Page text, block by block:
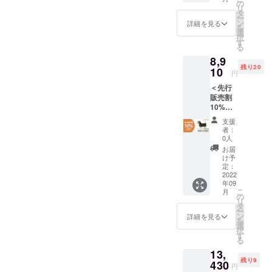
売予定
価格：
9,900円
※カ
オリー
ブ ※消
費税・
送料込
み ※
コート
のみの
発送と
なりま
す。中
に入れ
るグッ
ズは付
属して
おりま
せん。
※光の当
環境に
より、
詳細を見る
の
リ
タ
ー
ン
を
選
択
す
る
8,9
10 円
残り20
＜先行
販売割
10%OF
F＞
【先着
20名様
限定】
prep
over 小
型犬用
× 1着 ※
一般販
売予定
価格：
9,900円
※カ
オリー
ブ ※消
支援
者：
0人
お届
け予
定：
2022
年09
月
詳細を見る
こ
の
リ
タ
ー
ン
を
選
択
す
る
13,
430 円
残り9